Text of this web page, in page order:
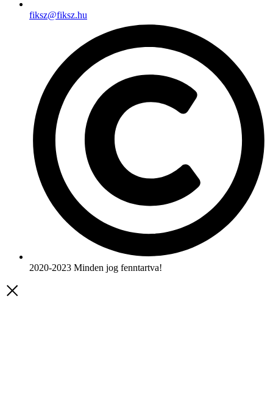
fiksz@fiksz.hu
2020-2023 Minden jog fenntartva!